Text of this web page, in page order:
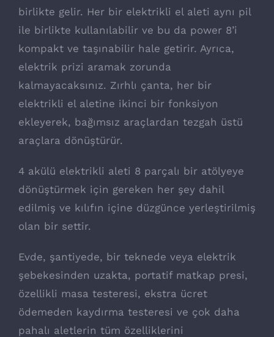
birlikte gelir. Her bir elektrikli el aleti aynı pil
ile birlikte kullanılabilir ve bu da power 8’i
kompakt ve taşınabilir hale getirir. Ayrıca,
elektrik prizi aramak zorunda
kalmayacaksınız. Zırhlı çanta, her bir
elektrikli el aletine ikinci bir fonksiyon
ekleyerek, bağımsız araçlardan tezgah üstü
araçlara dönüştürür.
4 akülü elektrikli aleti 8 parçalı bir atölyeye
dönüştürmek için gereken her şey dahil
edilmiş ve kılıfın içine düzgünce yerleştirilmiş
olan bir settir.
Evde, şantiyede, bir teknede veya elektrik
şebekesinden uzakta, portatif matkap presi,
özellikli masa testeresi, ekstra ücret
ödemeden kaydırma testeresi ve çok daha
pahalı aletlerin tüm özelliklerini